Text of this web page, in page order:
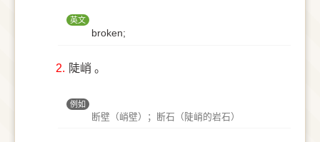
英文
broken;
2. 陡峭 。
例如
断壁（峭壁）；断石（陡峭的岩石）